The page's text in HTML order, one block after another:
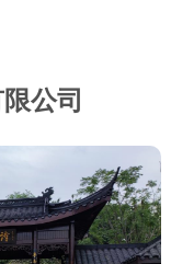
公司